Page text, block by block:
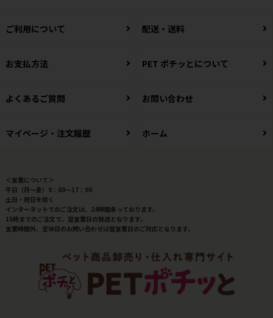
ご利用について 配送・送料
お支払方法 PET ポチッとについて
よくあるご質問 お問い合わせ
マイページ・注文履歴 ホーム
＜営業について＞
平日（月～金）9：00～17：00
土日・祝日を除く
インターネットでのご注文は、24時間承っております。
15時までのご注文で、翌営業日の発送となります。
営業時間外、定休日のお問い合わせは翌営業日のご対応となります。